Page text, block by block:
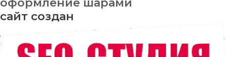
сайт создан